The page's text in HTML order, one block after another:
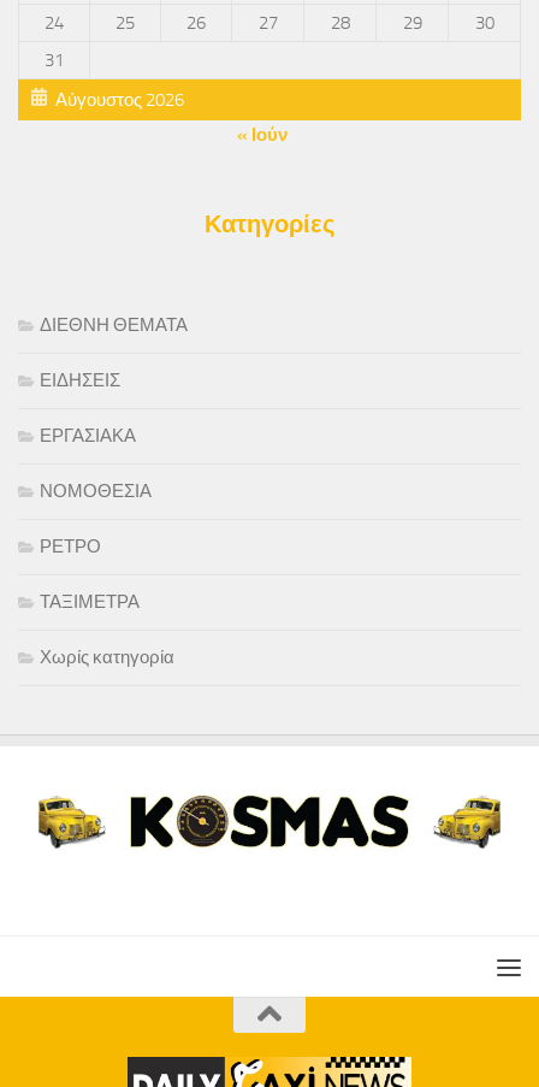
Αύγουστος 2026
24
25 26 27 28 29
30
31
« Ιούν
Κατηγορίες
ΔΙΕΘΝΗ ΘΕΜΑΤΑ
ΕΙΔΗΣΕΙΣ
ΕΡΓΑΣΙΑΚΑ
ΝΟΜΟΘΕΣΙΑ
ΡΕΤΡΟ
ΤΑΞΙΜΕΤΡΑ
Χωρίς κατηγορία